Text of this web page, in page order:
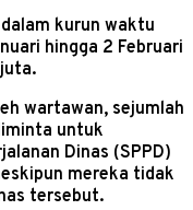
kurun waktu
hingga 2 Februari
wartawan, sejumlah
untuk
Dinas (SPPD)
mereka tidak
tersebut.